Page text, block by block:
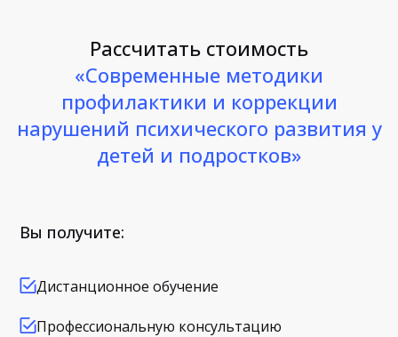
Рассчитать стоимость
«Современные методики
профилактики и коррекции
нарушений психического развития у
детей и подростков»
Вы получите:
Дистанционное обучение
Профессиональную консультацию